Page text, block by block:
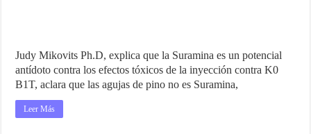
Judy Mikovits Ph.D, explica que la Suramina es un potencial
antídoto contra los efectos tóxicos de la inyección contra K0
B1T, aclara que las agujas de pino no es Suramina,
Leer Más